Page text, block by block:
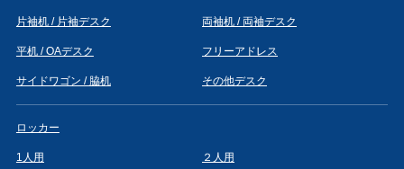
片袖机 / 片袖デスク 両袖机 / 両袖デスク
平机 / OAデスク フリーアドレス
サイドワゴン / 脇机 その他デスク
ロッカー
1人用 ２人用